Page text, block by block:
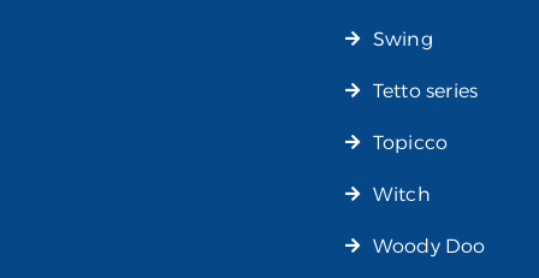
Swing
Tetto series
Topicco
Witch
Woody Doo